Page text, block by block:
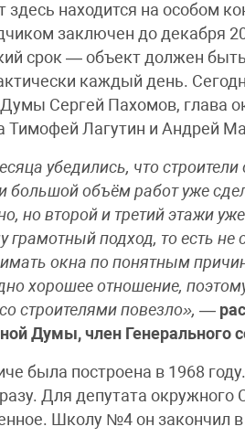
здесь находится на особом
заключен до декабря
срок — объект должен
каждый день.
Думы Сергей Пахомов, глава
Тимофей Лагутин и Андрей
убедились, что
большой объём работ уже
но второй и третий этажи
грамотный подход, то есть не
окна по понятным
хорошее отношение,
строителями повезло»,—
Думы, член Генерального
была построена в 1968
Для депутата
Школу №4 он закончил